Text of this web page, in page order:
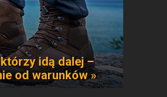
idą dalej –
od warunków »